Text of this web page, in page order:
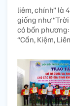
liêm, chính” là
giống như
có bốn
“Cần, Kiệm,